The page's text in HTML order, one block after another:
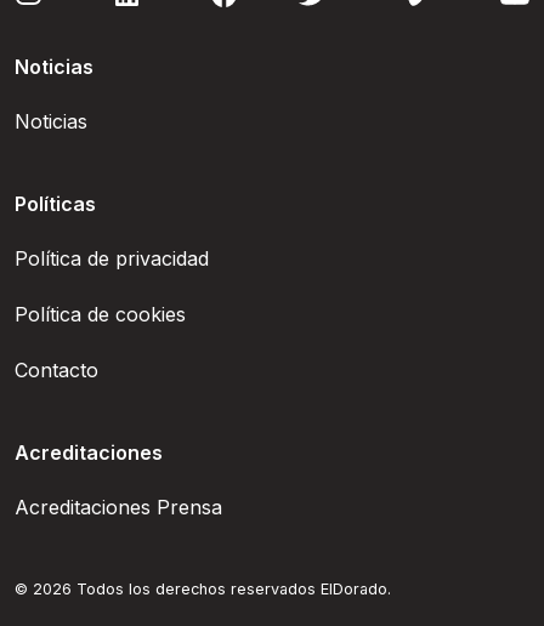
Noticias
Noticias
Políticas
Política de privacidad
Política de cookies
Contacto
Acreditaciones
Acreditaciones Prensa
© 2026 Todos los derechos reservados ElDorado.